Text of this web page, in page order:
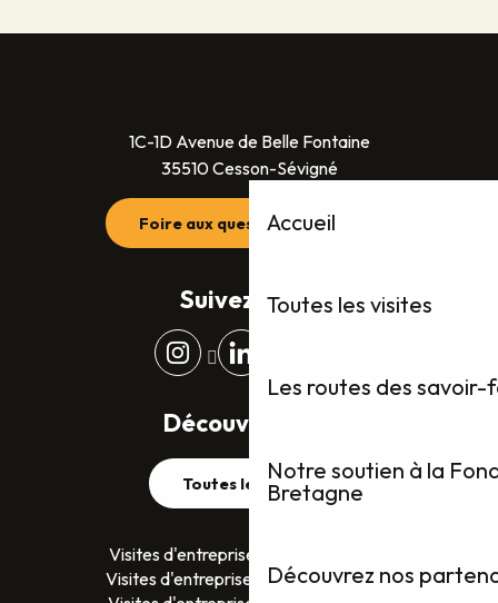
Accueil
Toutes les visites
Les routes des
Notre soutien à la
Bretagne
Découvrez nos
1C-1D Avenue de Belle Fontaine
35510 Cesson-Sévigné
Foire aux questions (FAQ)
Suivez-nous
Découvrez plus
Toutes les visites
Visites d'entreprises dans le Finistère
Visites d'entreprises dans le Morbihan